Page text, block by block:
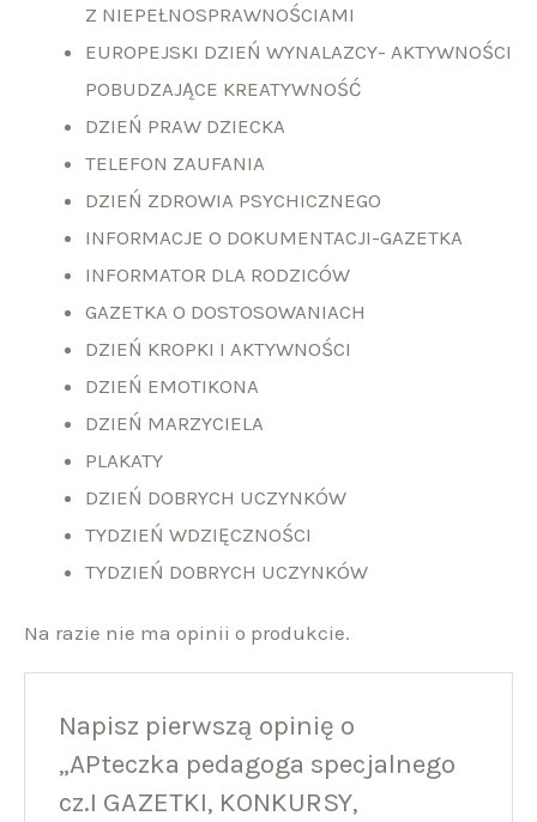
Z NIEPEŁNOSPRAWNOŚCIAMI
EUROPEJSKI DZIEŃ WYNALAZCY- AKTYWNOŚCI
POBUDZAJĄCE KREATYWNOŚĆ
DZIEŃ PRAW DZIECKA
TELEFON ZAUFANIA
DZIEŃ ZDROWIA PSYCHICZNEGO
INFORMACJE O DOKUMENTACJI-GAZETKA
INFORMATOR DLA RODZICÓW
GAZETKA O DOSTOSOWANIACH
DZIEŃ KROPKI I AKTYWNOŚCI
DZIEŃ EMOTIKONA
DZIEŃ MARZYCIELA
PLAKATY
DZIEŃ DOBRYCH UCZYNKÓW
TYDZIEŃ WDZIĘCZNOŚCI
TYDZIEŃ DOBRYCH UCZYNKÓW
Na razie nie ma opinii o produkcie.
Napisz pierwszą opinię o
„APteczka pedagoga specjalnego
cz.I GAZETKI, KONKURSY,